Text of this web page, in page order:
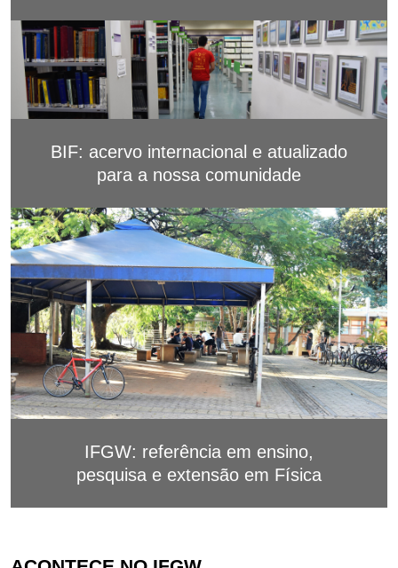
BIF: acervo internacional e atualizado
para a nossa comunidade
IFGW: referência em ensino,
pesquisa e extensão em Física